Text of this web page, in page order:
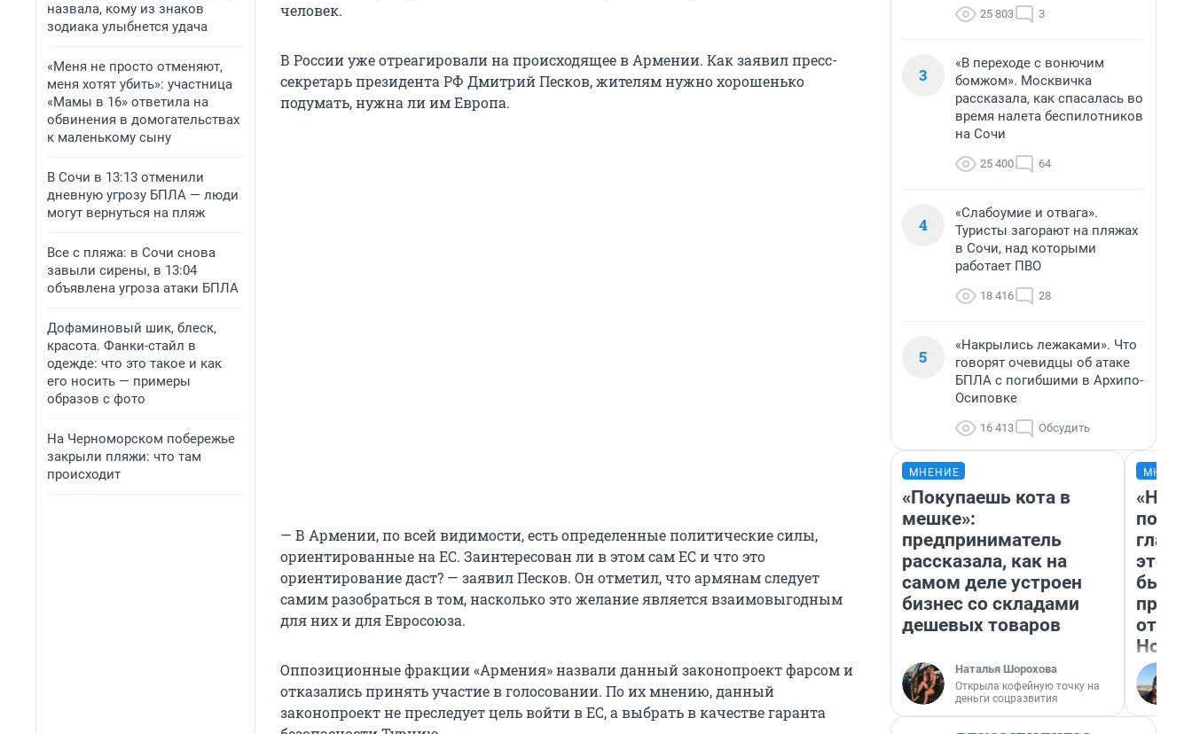
назвала, кому из знаков
зодиака улыбнется удача
«Меня не просто отменяют,
меня хотят убить»: участница
«Мамы в 16» ответила на
обвинения в домогательствах
к маленькому сыну
В Сочи в 13:13 отменили
дневную угрозу БПЛА — люди
могут вернуться на пляж
Все с пляжа: в Сочи снова
завыли сирены, в 13:04
объявлена угроза атаки БПЛА
Дофаминовый шик, блеск,
красота. Фанки-стайл в
одежде: что это такое и как
его носить — примеры
образов с фото
На Черноморском побережье
закрыли пляжи: что там
происходит
человек.
В России уже отреагировали на происходящее в Армении. Как заявил пресс-
секретарь президента РФ Дмитрий Песков, жителям нужно хорошенько
подумать, нужна ли им Европа.
— В Армении, по всей видимости, есть определенные политические силы,
ориентированные на ЕС. Заинтересован ли в этом сам ЕС и что это
ориентирование даст? — заявил Песков. Он отметил, что армянам следует
самим разобраться в том, насколько это желание является взаимовыгодным
для них и для Евросоюза.
Оппозиционные фракции «Армения» назвали данный законопроект фарсом и
отказались принять участие в голосовании. По их мнению, данный
законопроект не преследует цель войти в ЕС, а выбрать в качестве гаранта
25 803 3
3
«В переходе с вонючим
бомжом». Москвичка
рассказала, как спасалась во
время налета беспилотников
на Сочи
25 400 64
4
«Слабоумие и отвага».
Туристы загорают на пляжах
в Сочи, над которыми
работает ПВО
18 416 28
5
«Накрылись лежаками». Что
говорят очевидцы об атаке
БПЛА с погибшими в Архипо-
Осиповке
16 413 Обсудить
МНЕНИЕ
«Покупаешь кота в
мешке»:
предприниматель
рассказала, как на
самом деле устроен
бизнес со складами
дешевых товаров
Наталья Шорохова
Открыла кофейную точку на
деньги соцразвития
этого
бьет